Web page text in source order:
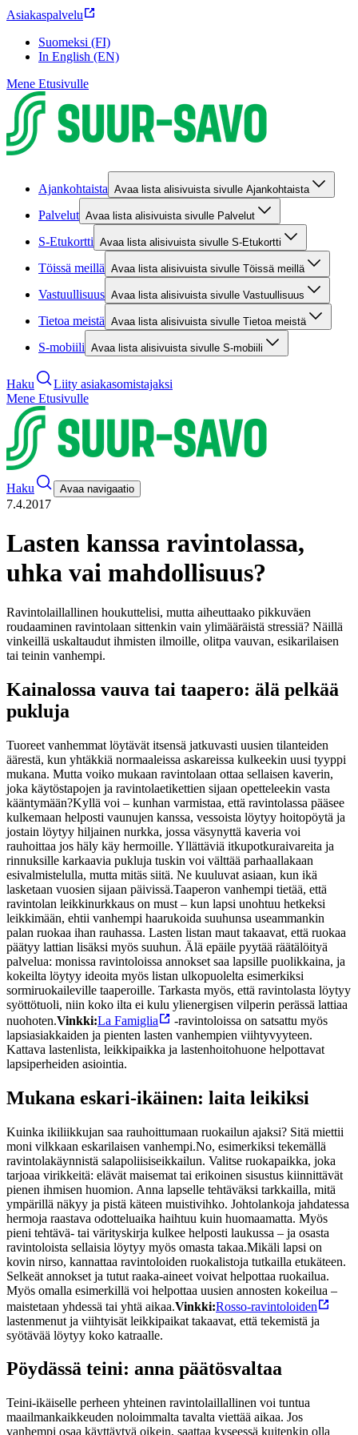
Asiakaspalvelu
Suomeksi (FI)
In English (EN)
Mene Etusivulle
Ajankohtaista Avaa lista alisivuista sivulle Ajankohtaista
Palvelut Avaa lista alisivuista sivulle Palvelut
S-Etukortti Avaa lista alisivuista sivulle S-Etukortti
Töissä meillä Avaa lista alisivuista sivulle Töissä meillä
Vastuullisuus Avaa lista alisivuista sivulle Vastuullisuus
Tietoa meistä Avaa lista alisivuista sivulle Tietoa meistä
S-mobiili Avaa lista alisivuista sivulle S-mobiili
Haku
Liity asiakasomistajaksi
Mene Etusivulle
Haku Avaa navigaatio
7.4.2017
Lasten kanssa ravintolassa,
uhka vai mahdollisuus?
Ravintolaillallinen houkuttelisi, mutta aiheuttaako pikkuväen
roudaaminen ravintolaan sittenkin vain ylimääräistä stressiä? Näillä
vinkeillä uskaltaudut ihmisten ilmoille, olitpa vauvan, esikarilaisen
tai teinin vanhempi.
Kainalossa vauva tai taapero: älä pelkää
pukluja
Tuoreet vanhemmat löytävät itsensä jatkuvasti uusien tilanteiden
äärestä, kun yhtäkkiä normaaleissa askareissa kulkeekin uusi tyyppi
mukana. Mutta voiko mukaan ravintolaan ottaa sellaisen kaverin,
joka käytöstapojen ja ravintolaetikettien sijaan opetteleekin vasta
kääntymään?Kyllä voi – kunhan varmistaa, että ravintolassa pääsee
kulkemaan helposti vaunujen kanssa, vessoista löytyy hoitopöytä ja
jostain löytyy hiljainen nurkka, jossa väsynyttä kaveria voi
rauhoittaa jos häly käy hermoille. Yllättäviä itkupotkuraivareita ja
rinnuksille karkaavia pukluja tuskin voi välttää parhaallakaan
esivalmistelulla, mutta mitäs siitä. Ne kuuluvat asiaan, kun ikä
lasketaan vuosien sijaan päivissä.Taaperon vanhempi tietää, että
ravintolan leikkinurkkaus on must – kun lapsi unohtuu hetkeksi
leikkimään, ehtii vanhempi haarukoida suuhunsa useammankin
palan ruokaa ihan rauhassa. Lasten listan maut takaavat, että ruokaa
päätyy lattian lisäksi myös suuhun. Älä epäile pyytää räätälöityä
palvelua: monissa ravintoloissa annokset saa lapsille puolikkaina, ja
kokeilta löytyy ideoita myös listan ulkopuolelta esimerkiksi
sormiruokaileville taaperoille. Tarkasta myös, että ravintolasta löytyy
syöttötuoli, niin koko ilta ei kulu ylienergisen vilperin perässä lattiaa
nuohoten.Vinkki:La Famiglia
-ravintoloissa on satsattu myös
lapsiasiakkaiden ja pienten lasten vanhempien viihtyvyyteen.
Kattava lastenlista, leikkipaikka ja lastenhoitohuone helpottavat
lapsiperheiden asiointia.
Mukana eskari-ikäinen: laita leikiksi
Kuinka ikiliikkujan saa rauhoittumaan ruokailun ajaksi? Sitä miettii
moni vilkkaan eskarilaisen vanhempi.No, esimerkiksi tekemällä
ravintolakäynnistä salapoliisiseikkailun. Valitse ruokapaikka, joka
tarjoaa virikkeitä: elävät maisemat tai erikoinen sisustus kiinnittävät
pienen ihmisen huomion. Anna lapselle tehtäväksi tarkkailla, mitä
ympärillä näkyy ja pistä käteen muistivihko. Johtolankoja jahdatessa
hermoja raastava odotteluaika haihtuu kuin huomaamatta. Myös
pieni tehtävä- tai värityskirja kulkee helposti laukussa – ja osasta
ravintoloista sellaisia löytyy myös omasta takaa.Mikäli lapsi on
kovin nirso, kannattaa ravintoloiden ruokalistoja tutkailla etukäteen.
Selkeät annokset ja tutut raaka-aineet voivat helpottaa ruokailua.
Myös omalla esimerkillä voi helpottaa uusien annosten kokeilua –
maistetaan yhdessä tai yhtä aikaa.Vinkki:Rosso-ravintoloiden
lastenmenut ja viihtyisät leikkipaikat takaavat, että tekemistä ja
syötävää löytyy koko katraalle.
Pöydässä teini: anna päätösvaltaa
Teini-ikäiselle perheen yhteinen ravintolaillallinen voi tuntua
maailmankaikkeuden noloimmalta tavalta viettää aikaa. Jos
vanhempi osaa käyttäytyä oikein, saattaa kyseessä kuitenkin olla